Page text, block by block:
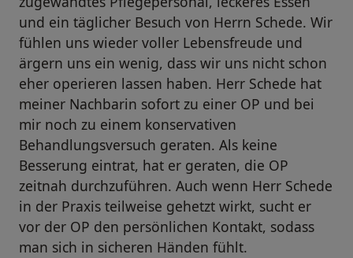
und ein täglicher Besuch von Herrn Schede. Wir
fühlen uns wieder voller Lebensfreude und
ärgern uns ein wenig, dass wir uns nicht schon
eher operieren lassen haben. Herr Schede hat
meiner Nachbarin sofort zu einer OP und bei
mir noch zu einem konservativen
Behandlungsversuch geraten. Als keine
Besserung eintrat, hat er geraten, die OP
zeitnah durchzuführen. Auch wenn Herr Schede
in der Praxis teilweise gehetzt wirkt, sucht er
vor der OP den persönlichen Kontakt, sodass
man sich in sicheren Händen fühlt.